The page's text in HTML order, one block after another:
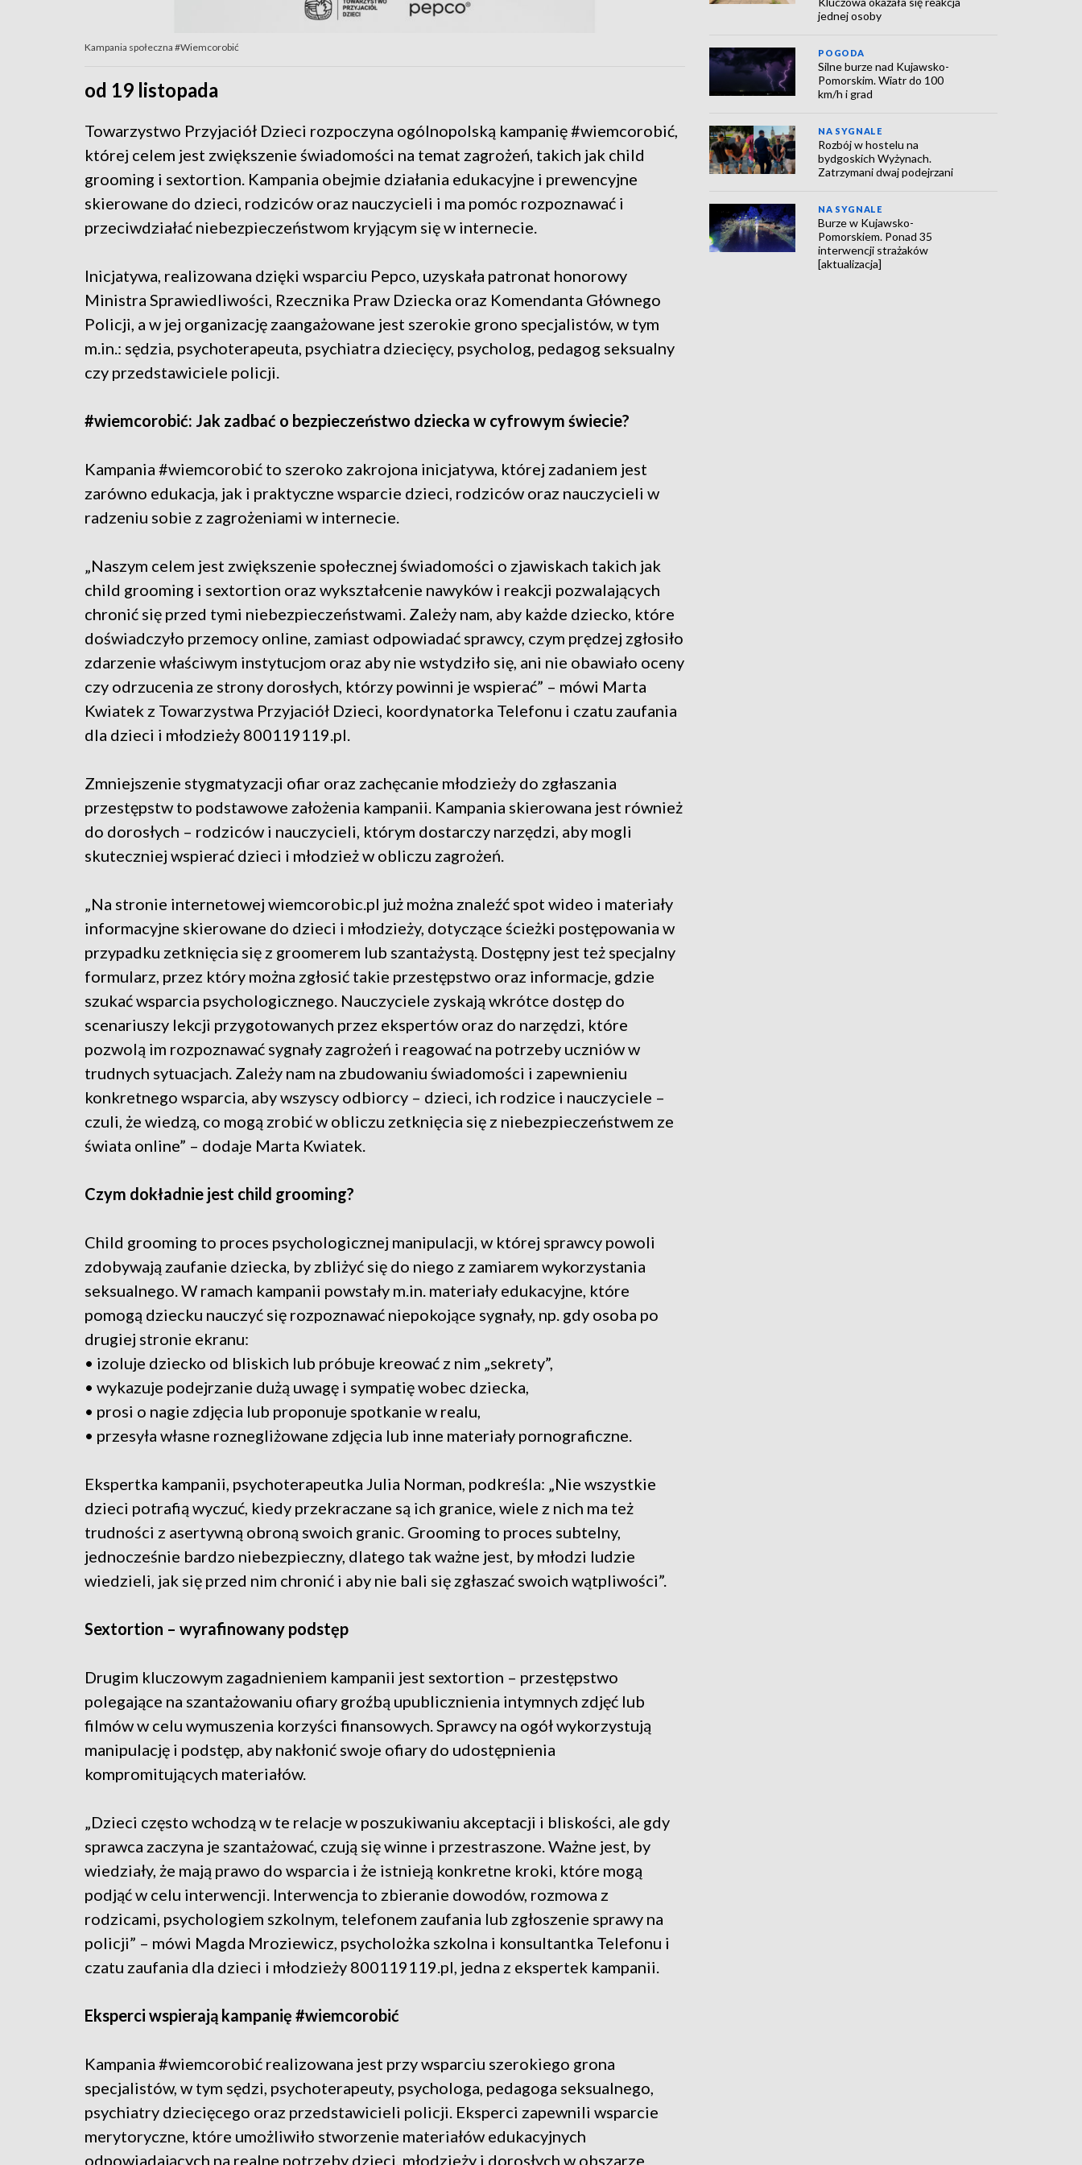
Kampania społeczna #Wiemcorobić
od 19 listopada
Towarzystwo Przyjaciół Dzieci rozpoczyna ogólnopolską kampanię #wiemcorobić,
której celem jest zwiększenie świadomości na temat zagrożeń, takich jak child
grooming i sextortion. Kampania obejmie działania edukacyjne i prewencyjne
skierowane do dzieci, rodziców oraz nauczycieli i ma pomóc rozpoznawać i
przeciwdziałać niebezpieczeństwom kryjącym się w internecie.
Inicjatywa, realizowana dzięki wsparciu Pepco, uzyskała patronat honorowy
Ministra Sprawiedliwości, Rzecznika Praw Dziecka oraz Komendanta Głównego
Policji, a w jej organizację zaangażowane jest szerokie grono specjalistów, w tym
m.in.: sędzia, psychoterapeuta, psychiatra dziecięcy, psycholog, pedagog seksualny
czy przedstawiciele policji.
#wiemcorobić: Jak zadbać o bezpieczeństwo dziecka w cyfrowym świecie?
Kampania #wiemcorobić to szeroko zakrojona inicjatywa, której zadaniem jest
zarówno edukacja, jak i praktyczne wsparcie dzieci, rodziców oraz nauczycieli w
radzeniu sobie z zagrożeniami w internecie.
„Naszym celem jest zwiększenie społecznej świadomości o zjawiskach takich jak
child grooming i sextortion oraz wykształcenie nawyków i reakcji pozwalających
chronić się przed tymi niebezpieczeństwami. Zależy nam, aby każde dziecko, które
doświadczyło przemocy online, zamiast odpowiadać sprawcy, czym prędzej zgłosiło
zdarzenie właściwym instytucjom oraz aby nie wstydziło się, ani nie obawiało oceny
czy odrzucenia ze strony dorosłych, którzy powinni je wspierać” – mówi Marta
Kwiatek z Towarzystwa Przyjaciół Dzieci, koordynatorka Telefonu i czatu zaufania
dla dzieci i młodzieży 800119119.pl.
Zmniejszenie stygmatyzacji ofiar oraz zachęcanie młodzieży do zgłaszania
przestępstw to podstawowe założenia kampanii. Kampania skierowana jest również
do dorosłych – rodziców i nauczycieli, którym dostarczy narzędzi, aby mogli
skuteczniej wspierać dzieci i młodzież w obliczu zagrożeń.
„Na stronie internetowej wiemcorobic.pl już można znaleźć spot wideo i materiały
informacyjne skierowane do dzieci i młodzieży, dotyczące ścieżki postępowania w
przypadku zetknięcia się z groomerem lub szantażystą. Dostępny jest też specjalny
formularz, przez który można zgłosić takie przestępstwo oraz informacje, gdzie
szukać wsparcia psychologicznego. Nauczyciele zyskają wkrótce dostęp do
scenariuszy lekcji przygotowanych przez ekspertów oraz do narzędzi, które
pozwolą im rozpoznawać sygnały zagrożeń i reagować na potrzeby uczniów w
trudnych sytuacjach. Zależy nam na zbudowaniu świadomości i zapewnieniu
konkretnego wsparcia, aby wszyscy odbiorcy – dzieci, ich rodzice i nauczyciele –
czuli, że wiedzą, co mogą zrobić w obliczu zetknięcia się z niebezpieczeństwem ze
świata online” – dodaje Marta Kwiatek.
Czym dokładnie jest child grooming?
Child grooming to proces psychologicznej manipulacji, w której sprawcy powoli
zdobywają zaufanie dziecka, by zbliżyć się do niego z zamiarem wykorzystania
seksualnego. W ramach kampanii powstały m.in. materiały edukacyjne, które
pomogą dziecku nauczyć się rozpoznawać niepokojące sygnały, np. gdy osoba po
drugiej stronie ekranu:
• izoluje dziecko od bliskich lub próbuje kreować z nim „sekrety”,
• wykazuje podejrzanie dużą uwagę i sympatię wobec dziecka,
• prosi o nagie zdjęcia lub proponuje spotkanie w realu,
• przesyła własne roznegliżowane zdjęcia lub inne materiały pornograficzne.
Ekspertka kampanii, psychoterapeutka Julia Norman, podkreśla: „Nie wszystkie
dzieci potrafią wyczuć, kiedy przekraczane są ich granice, wiele z nich ma też
trudności z asertywną obroną swoich granic. Grooming to proces subtelny,
jednocześnie bardzo niebezpieczny, dlatego tak ważne jest, by młodzi ludzie
wiedzieli, jak się przed nim chronić i aby nie bali się zgłaszać swoich wątpliwości”.
Sextortion – wyrafinowany podstęp
Drugim kluczowym zagadnieniem kampanii jest sextortion – przestępstwo
polegające na szantażowaniu ofiary groźbą upublicznienia intymnych zdjęć lub
filmów w celu wymuszenia korzyści finansowych. Sprawcy na ogół wykorzystują
manipulację i podstęp, aby nakłonić swoje ofiary do udostępnienia
kompromitujących materiałów.
„Dzieci często wchodzą w te relacje w poszukiwaniu akceptacji i bliskości, ale gdy
sprawca zaczyna je szantażować, czują się winne i przestraszone. Ważne jest, by
wiedziały, że mają prawo do wsparcia i że istnieją konkretne kroki, które mogą
podjąć w celu interwencji. Interwencja to zbieranie dowodów, rozmowa z
rodzicami, psychologiem szkolnym, telefonem zaufania lub zgłoszenie sprawy na
policji” – mówi Magda Mroziewicz, psycholożka szkolna i konsultantka Telefonu i
czatu zaufania dla dzieci i młodzieży 800119119.pl, jedna z ekspertek kampanii.
Eksperci wspierają kampanię #wiemcorobić
Kampania #wiemcorobić realizowana jest przy wsparciu szerokiego grona
specjalistów, w tym sędzi, psychoterapeuty, psychologa, pedagoga seksualnego,
psychiatry dziecięcego oraz przedstawicieli policji. Eksperci zapewnili wsparcie
merytoryczne, które umożliwiło stworzenie materiałów edukacyjnych
odpowiadających na realne potrzeby dzieci, młodzieży i dorosłych w obszarze
jednej osoby
POGODA
Silne burze nad Kujawsko-
Pomorskim. Wiatr do 100
km/h i grad
NA SYGNALE
Rozbój w hostelu na
bydgoskich Wyżynach.
Zatrzymani dwaj podejrzani
NA SYGNALE
Burze w Kujawsko-
Pomorskiem. Ponad 35
interwencji strażaków
[aktualizacja]